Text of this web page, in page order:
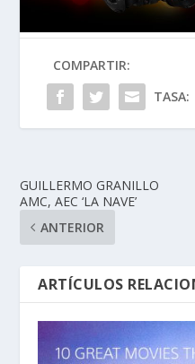
COMPARTIR:
TASA:
GUILLERMO GRANILLO
AMC, AEC ‘LA NAVE’
ANTERIOR
ARTÍCULOS